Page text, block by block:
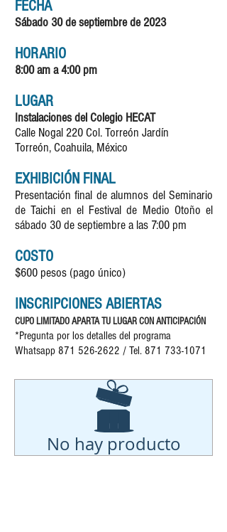
FECHA
Sábado 30 de septiembre de 2023
HORARIO
8:00 am a 4:00 pm
LUGAR
Instalaciones del Colegio HECAT
Calle Nogal 220 Col. Torreón Jardín
Torreón, Coahuila, México
EXHIBICIÓN FINAL
Presentación final de alumnos del Seminario
de Taichi en el Festival de Medio Otoño el
sábado 30 de septiembre a las 7:00 pm
COSTO
$600 pesos (pago único)
INSCRIPCIONES ABIERTAS
CUPO LIMITADO APARTA TU LUGAR CON ANTICIPACIÓN
*Pregunta por los detalles del programa
Whatsapp 871 526-2622 / Tel. 871 733-1071
No hay producto